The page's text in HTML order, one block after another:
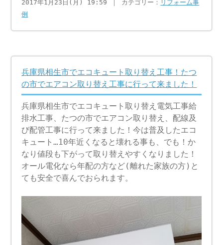
2017年1月23日(月) 19:59 ｜ カテゴリー： リフォーム事
例
兵庫県相生市でエコキュート取り替え工事！たつ
の市でエアコン取り替え工事に行って来ました！
兵庫県相生市でエコキュート取り替え電気工事給
排水工事、たつの市でエアコン取り替え、配線及
び配管工事に行って来ました！今は普及したエコ
キュート…10年近くなると壊れる事も、でも！か
なり値段も下がって取り替えやすくなりました！
オール電化なら年配の方など(離れた家族の方)と
ても安全で喜んでおられます。